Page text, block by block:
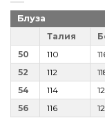
Блуза
Талия
50
110
52
112
54
114
56
116